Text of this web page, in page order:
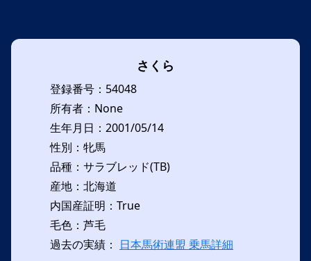
さくら
登録番号：54048
所有者：None
生年月日：2001/05/14
性別：牝馬
品種：サラブレッド(TB)
産地：北海道
内国産証明：True
毛色：芦毛
過去の実績： 日本馬術連盟 乗馬詳細